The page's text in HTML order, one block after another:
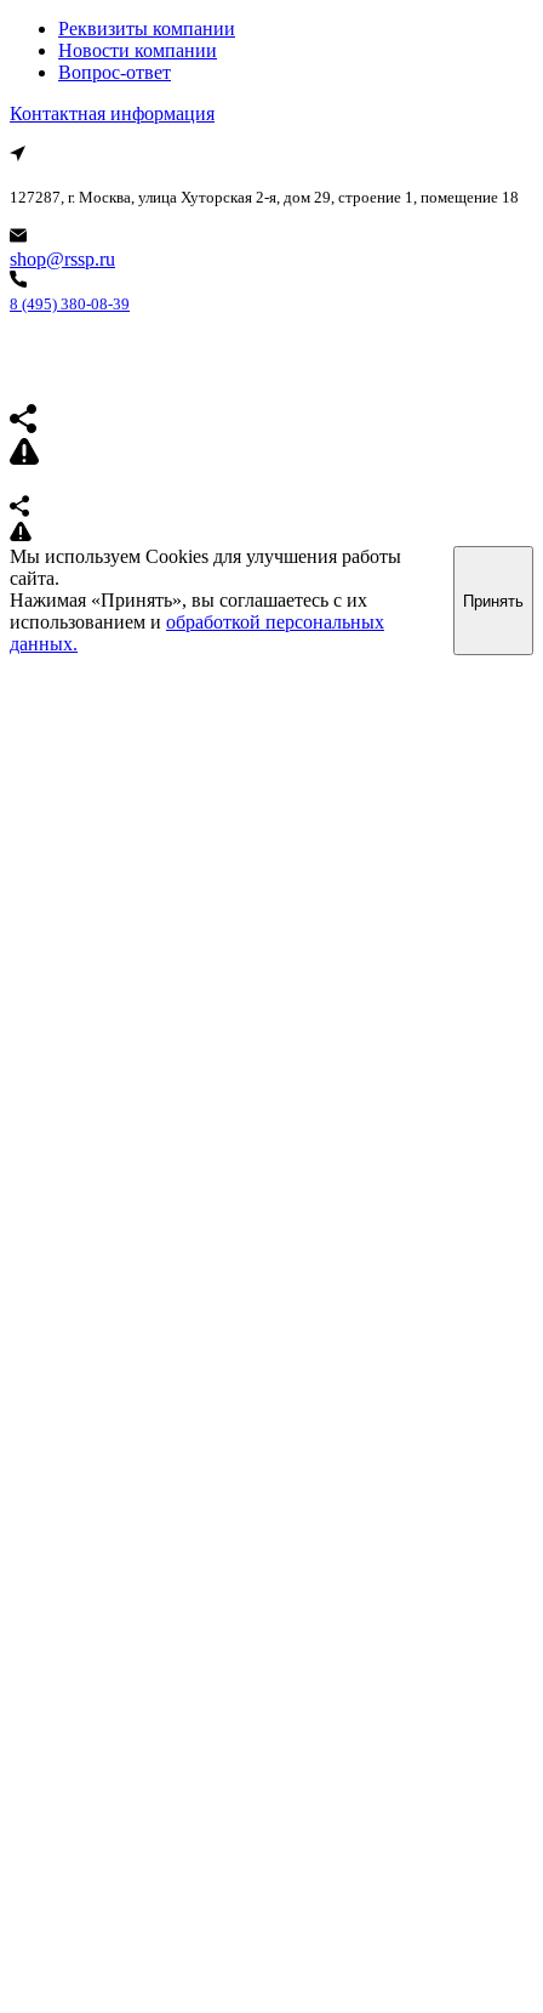
Реквизиты компании
Новости компании
Вопрос-ответ
Контактная информация
127287, г. Москва, улица Хуторская 2-я, дом 29, строение 1, помещение 18
shop@rssp.ru
8 (495) 380-08-39
Мы используем Cookies для улучшения работы
сайта.
Нажимая «Принять», вы соглашаетесь с их
использованием и обработкой персональных
данных.
Принять